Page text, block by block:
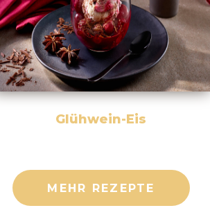
Glühwein-Eis
MEHR REZEPTE